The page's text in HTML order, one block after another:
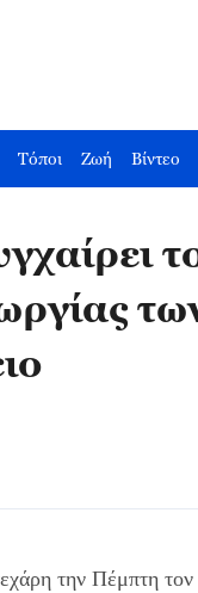
Τόποι Ζωή Βίντεο
την Πέμπτη